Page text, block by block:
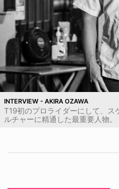
INTERVIEW - AKIRA OZAWA
T19初のプロライダーにして、ス
ルチャーに精通した最重要人物。